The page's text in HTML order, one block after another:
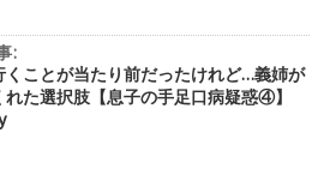
:
くことが当たり前だったけれど…義姉が
れた選択肢【息子の手足口病疑惑④】